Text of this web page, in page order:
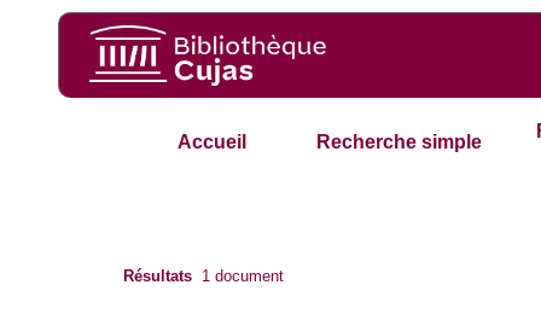
Accueil Recherche simple
Résultats 1 document